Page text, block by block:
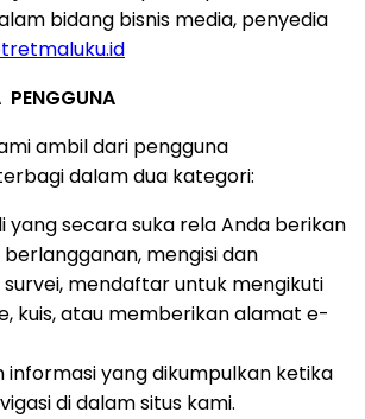
bidang bisnis media, penyedia
PENGGUNA
ambil dari pengguna
dalam dua kategori:
yang secara suka rela Anda berikan
mengisi dan
mendaftar untuk mengikuti
kuis, atau memberikan alamat e-
informasi yang dikumpulkan ketika
di dalam situs kami.